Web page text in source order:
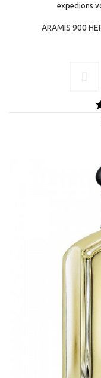
expedions
ARAMIS 900